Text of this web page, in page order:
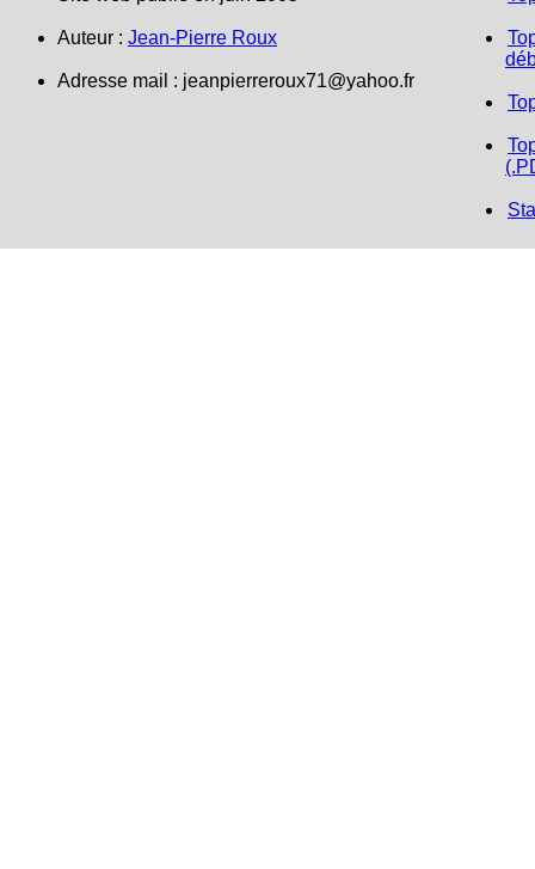
Auteur : Jean-Pierre Roux
Adresse mail : jeanpierreroux71@yahoo.fr